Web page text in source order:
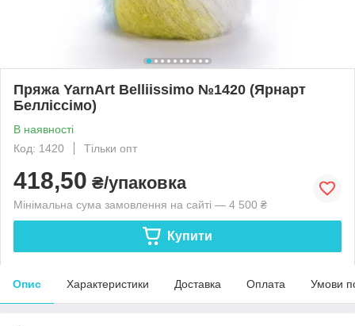
Пряжа YarnArt Belliissimo №1420 (Ярнарт
Белліссімо)
В наявності
Код: 1420
Тільки опт
418,50 ₴/упаковка
Мінімальна сума замовлення на сайті — 4 500 ₴
Купити
Опис Характеристики Доставка Оплата Умови